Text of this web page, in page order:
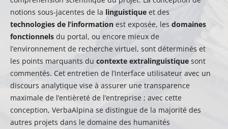
notions sous-jacentes de la linguistique et des
technologies de l’information est exposée, les domaines
fonctionnels du portal, ou encore mieux de
l’environnement de recherche virtuel, sont déterminés et
les points marquants du contexte extralinguistique sont
commentés. Cet entretien de l’interface utilisateur avec un
discours analytique vise à assurer une transparence
maximale de l’entièreté de l’entreprise ; avec cette
conception, VerbaAlpina se distingue de la majorité des
autres projets dans le domaine des humanités